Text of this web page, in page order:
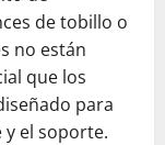
de tobillo o
no están
que los
para
el soporte.